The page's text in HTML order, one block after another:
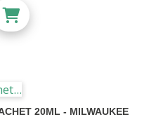
20ML - MILWAUKEE